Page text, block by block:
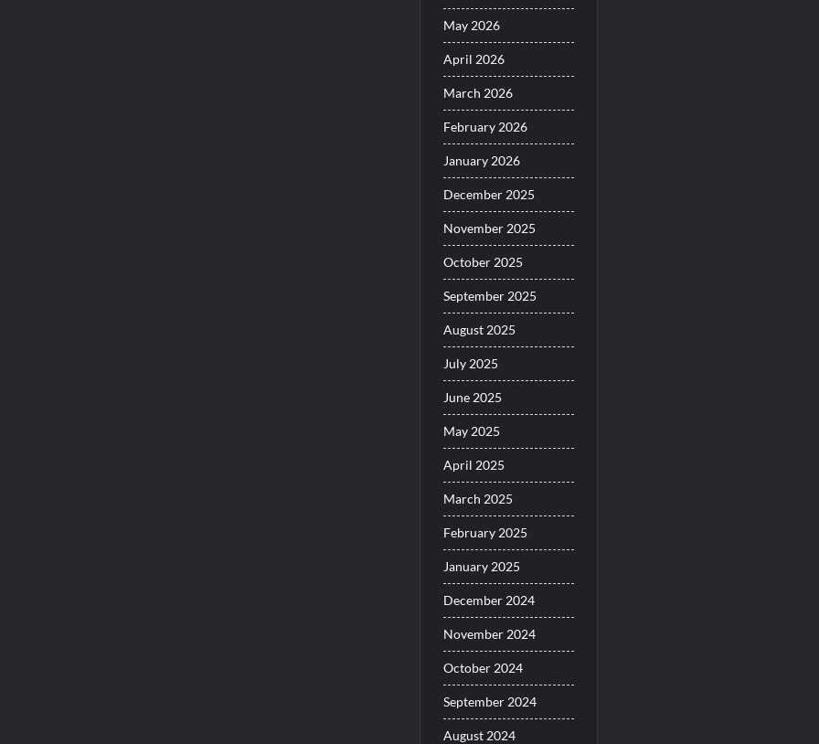
May 2026
April 2026
March 2026
February 2026
January 2026
December 2025
November 2025
October 2025
September 2025
August 2025
July 2025
June 2025
May 2025
April 2025
March 2025
February 2025
January 2025
December 2024
November 2024
October 2024
September 2024
August 2024